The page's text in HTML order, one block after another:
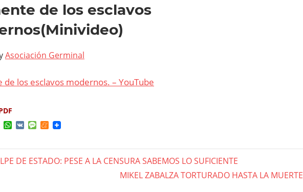
de los esclavos
Asociación Germinal
de los esclavos modernos. – YouTube
Telegram
WhatsApp
VK MessageMeneame
DE ESTADO: PESE A LA CENSURA SABEMOS LO SUFICIENTE
Next
MIKEL ZABALZA TORTURADO HASTA LA MUERTE